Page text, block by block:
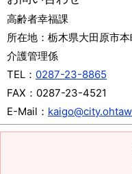
高齢者幸福課
所在地： 栃木県大田原市
介護管理係
TEL： 0287-23-8865
FAX： 0287-23-4521
E-Mail：